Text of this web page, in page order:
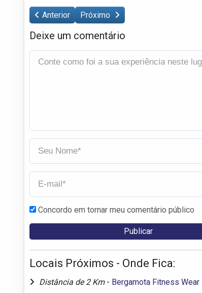
Anterior Próximo
Deixe um comentário
Concordo em tornar meu comentário público
Locais Próximos - Onde Fica:
Distância de 2 Km - Bergamota Fitness Wear